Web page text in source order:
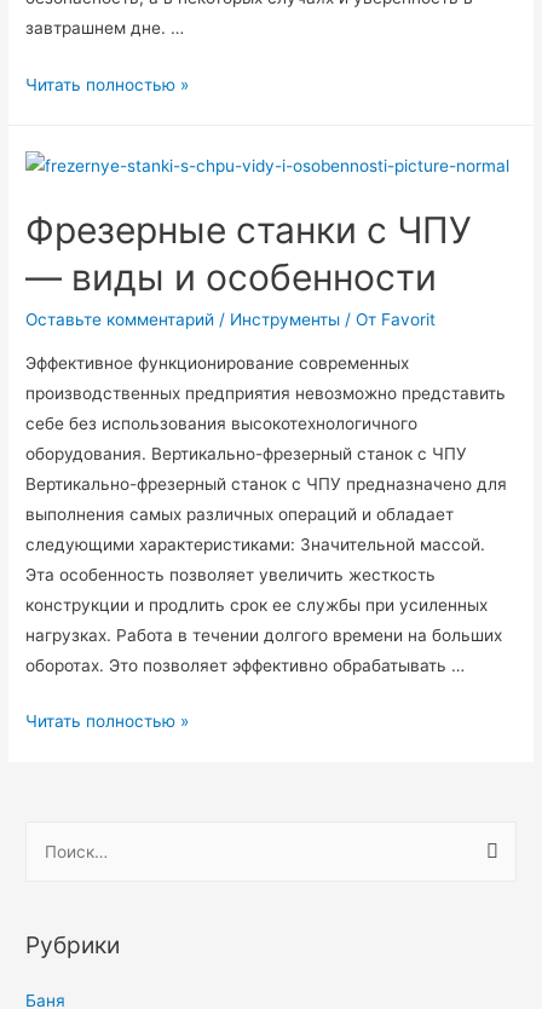
завтрашнем дне. …
Области
электростанций
Читать полностью »
Фрезерные станки с ЧПУ
— виды и особенности
Оставьте комментарий / Инструменты / От Favorit
Эффективное функционирование современных
производственных предприятия невозможно представить
себе без использования высокотехнологичного
оборудования. Вертикально-фрезерный станок с ЧПУ
Вертикально-фрезерный станок с ЧПУ предназначено для
выполнения самых различных операций и обладает
следующими характеристиками: Значительной массой.
Эта особенность позволяет увеличить жесткость
конструкции и продлить срок ее службы при усиленных
нагрузках. Работа в течении долгого времени на больших
оборотах. Это позволяет эффективно обрабатывать …
Фрезерные
особенности
Читать полностью »
т
:
Рубрики
Баня